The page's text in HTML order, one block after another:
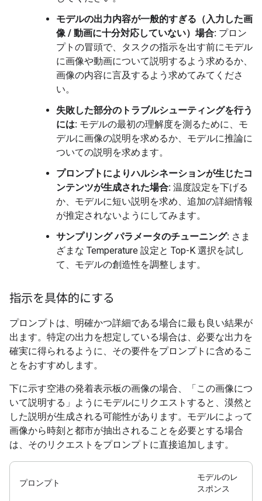
モデルの出力内容が一般的すぎる（入力した画
像 / 動画に十分対応していない）場合: プロン
プトの冒頭で、タスクの指示を出す前にモデル
に画像や動画について説明するよう求めるか、
画像の内容に言及するよう求めてみてくださ
い。
失敗した部分のトラブルシューティングを行う
には: モデルの最初の理解度を測るために、モ
デルに画像の説明を求めるか、モデルに推論に
ついての説明を求めます。
プロンプトによりハルシネーションが生じたコ
ンテンツが生成された場合: 温度設定を下げる
か、モデルに短い説明を求め、追加の詳細情報
が推定されないようにしてみます。
サンプリング パラメータのチューニング: さま
ざまな Temperature 設定と Top-K 選択を試し
て、モデルの創造性を調整します。
指示を具体的にする
プロンプトは、明確かつ詳細である場合に最も良い結果が
出ます。特定の出力を想定している場合は、必要な出力を
確実に得られるように、その要件をプロンプトに含めるこ
とをおすすめします。
下に示す空港の発着表示板の画像の場合、「この画像につ
いて説明する」ようにモデルにリクエストすると、漠然と
した説明が生成される可能性があります。モデルによって
画像から時刻と都市が抽出されることを必要とする場合
は、そのリクエストをプロンプトに直接追加します。
プロンプト
モデルのレ
スポンス